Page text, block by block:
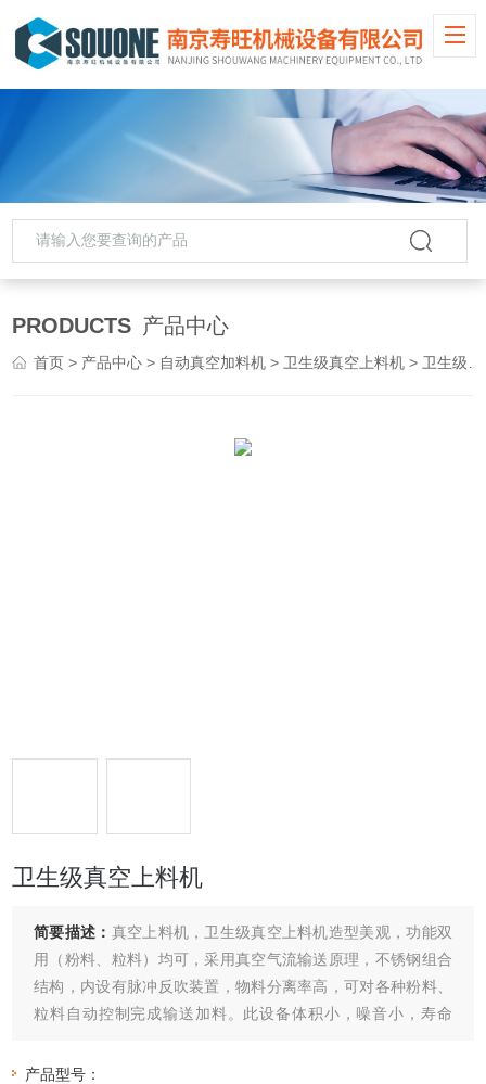
PRODUCTS 产品中心
首页 > 产品中心 > 自动真空加料机 > 卫生级真空上料机 > 卫生级真空上料机
卫生级真空上料机
简要描述： 真空上料机，卫生级真空上料机造型美观，功能双
用（粉料、粒料）均可，采用真空气流输送原理，不锈钢组合
结构，内设有脉冲反吹装置，物料分离率高，可对各种粉料、
粒料自动控制完成输送加料。此设备体积小，噪音小，寿命
产品型号：